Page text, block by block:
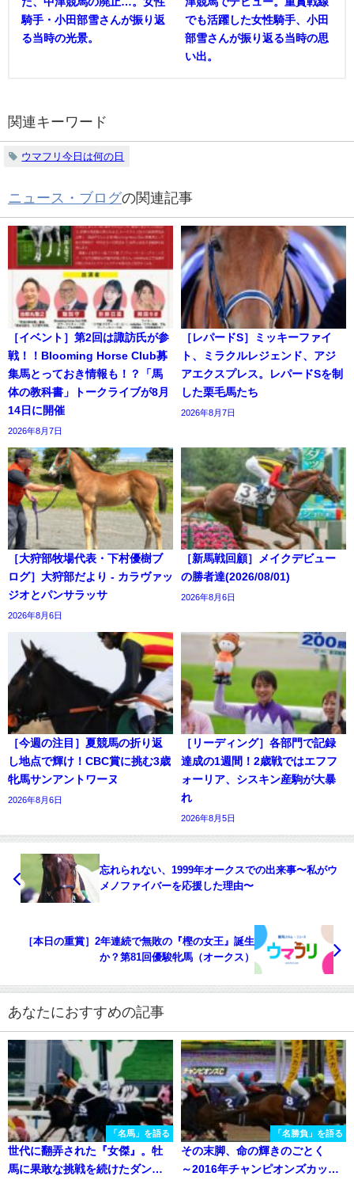
騎手・小田部雪さんが振り返
る当時の光景。
でも活躍した女性騎手、小田
部雪さんが振り返る当時の思
い出。
関連キーワード
ウマフリ今日は何の日
ニュース・ブログの関連記事
［イベント］第2回は諏訪氏が参
戦！！Blooming Horse Club募
集馬とっておき情報も！？「馬
体の教科書」トークライブが8月
14日に開催
2026年8月7日
［レパードS］ミッキーファイ
ト、ミラクルレジェンド、アジ
アエクスプレス。レパードSを制
した栗毛馬たち
2026年8月7日
［大狩部牧場代表・下村優樹ブ
ログ］大狩部だより - カラヴァッ
ジオとパンサラッサ
2026年8月6日
［新馬戦回顧］メイクデビュー
の勝者達(2026/08/01)
2026年8月6日
［今週の注目］夏競馬の折り返
し地点で輝け！CBC賞に挑む3歳
牝馬サンアントワーヌ
2026年8月6日
［リーディング］各部門で記録
達成の1週間！2歳戦ではエフフ
ォーリア、シスキン産駒が大暴
れ
2026年8月5日
忘れられない、1999年オークスでの出来事〜私がウ
メノファイバーを応援した理由〜
［本日の重賞］2年連続で無敗の『樫の女王』誕生
か？第81回優駿牝馬（オークス）
あなたにおすすめの記事
「名馬」を語る
世代に翻弄された『女傑』。牡
馬に果敢な挑戦を続けたダンス
「名勝負」を語る
その末脚、命の輝きのごとく
～2016年チャンピオンズカッ